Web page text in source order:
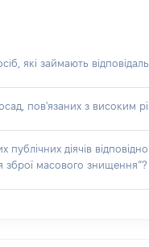
які займають
пов'язаних з високим
діячів
масового знищення”?